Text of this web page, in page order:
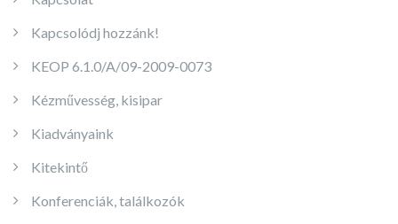
Kapcsolódj hozzánk!
KEOP 6.1.0/A/09-2009-0073
Kézművesség, kisipar
Kiadványaink
Kitekintő
Konferenciák, találkozók